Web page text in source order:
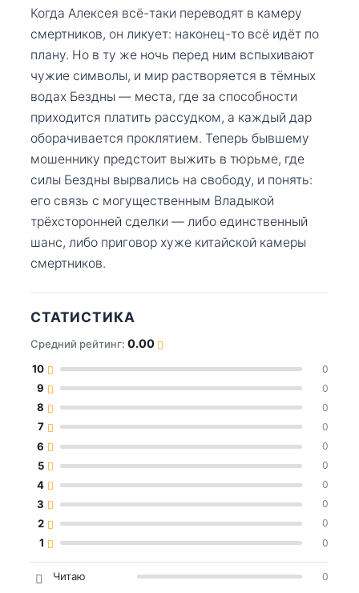
Когда Алексея всё-таки переводят в камеру
смертников, он ликует: наконец-то всё идёт по
плану. Но в ту же ночь перед ним вспыхивают
чужие символы, и мир растворяется в тёмных
водах Бездны — места, где за способности
приходится платить рассудком, а каждый дар
оборачивается проклятием. Теперь бывшему
мошеннику предстоит выжить в тюрьме, где
силы Бездны вырвались на свободу, и понять:
его связь с могущественным Владыкой
трёхсторонней сделки — либо единственный
шанс, либо приговор хуже китайской камеры
смертников.
СТАТИСТИКА
Средний рейтинг: 0.00
10 0
9 0
8 0
7 0
6 0
5 0
4 0
3 0
2 0
1 0
Читаю 0